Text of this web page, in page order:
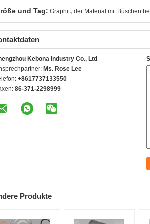
und Tag: Graphit, der Material mit Büschen
Kebona Industry Co., Ltd
Ms. Rose Lee
+8617737133550
86-371-2298999
Produkte